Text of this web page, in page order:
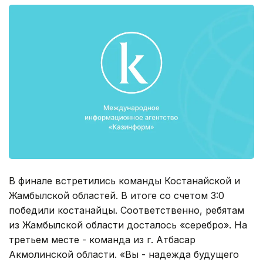
В финале встретились команды Костанайской и
Жамбылской областей. В итоге со счетом 3:0
победили костанайцы. Соответственно, ребятам
из Жамбылской области досталось «серебро». На
третьем месте - команда из г. Атбасар
Акмолинской области. «Вы - надежда будущего